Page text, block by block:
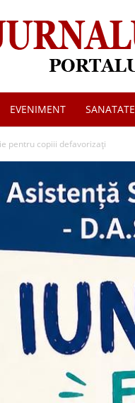
EVENIMENT SANATATE
pentru copiii defavorizați